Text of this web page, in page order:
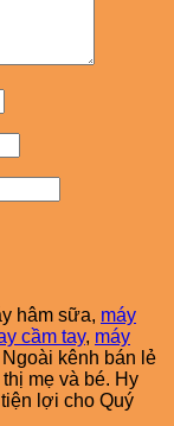
hâm sữa, máy
cầm tay, máy
kênh bán lẻ
mẹ và bé. Hy
lợi cho Quý